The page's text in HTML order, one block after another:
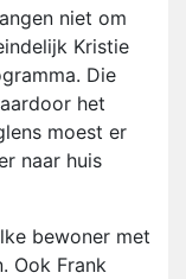
niet om
Kristie
Die
het
moest er
naar huis
bewoner met
Ook Frank